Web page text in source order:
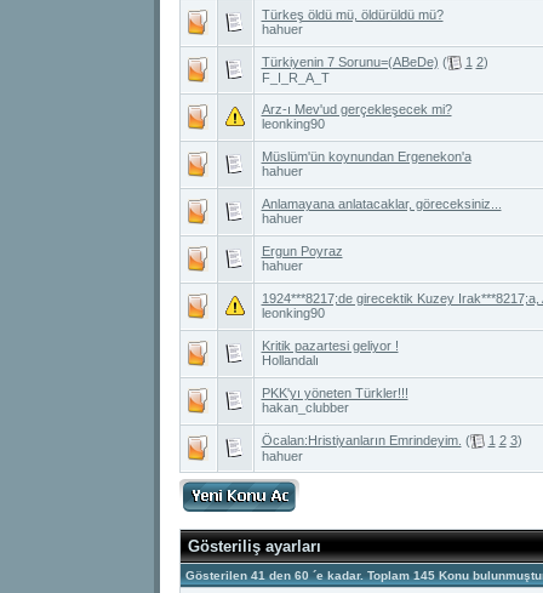
Türkeş öldü mü, öldürüldü mü?
hahuer
Türkiyenin 7 Sorunu=(ABeDe) ( 1 2)
F_I_R_A_T
Arz-ı Mev'ud gerçekleşecek mi?
leonking90
Müslüm'ün koynundan Ergenekon'a
hahuer
Anlamayana anlatacaklar, göreceksiniz...
hahuer
Ergun Poyraz
hahuer
1924***8217;de girecektik Kuzey Irak***8217;a,
leonking90
Kritik pazartesi geliyor !
Hollandalı
PKK'yı yöneten Türkler!!!
hakan_clubber
Öcalan:Hristiyanların Emrindeyim. ( 1 2 3)
hahuer
Gösteriliş ayarları
Gösterilen 41 den 60 ´e kadar. Toplam 145 Konu